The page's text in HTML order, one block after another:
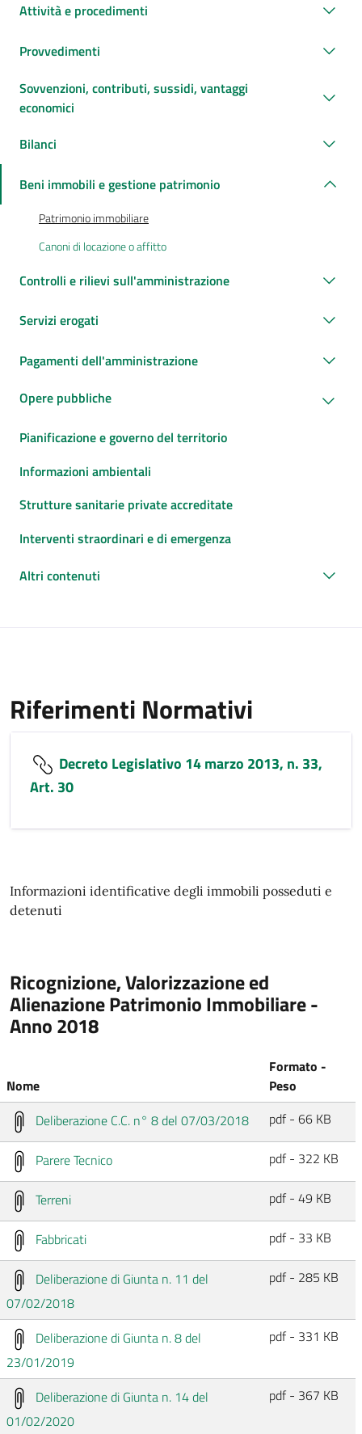
Attività e procedimenti
Provvedimenti
Sovvenzioni, contributi, sussidi, vantaggi
economici
Bilanci
Beni immobili e gestione patrimonio
Patrimonio immobiliare
Canoni di locazione o affitto
Controlli e rilievi sull'amministrazione
Servizi erogati
Pagamenti dell'amministrazione
Opere pubbliche
Pianificazione e governo del territorio
Informazioni ambientali
Strutture sanitarie private accreditate
Interventi straordinari e di emergenza
Altri contenuti
Riferimenti Normativi
Decreto Legislativo 14 marzo 2013, n. 33,
Art. 30
Informazioni identificative degli immobili posseduti e
detenuti
Ricognizione, Valorizzazione ed
Alienazione Patrimonio Immobiliare -
Anno 2018
Nome
Formato -
Peso
Deliberazione C.C. n° 8 del 07/03/2018
pdf - 66 KB
Parere Tecnico pdf - 322 KB
Terreni pdf - 49 KB
Fabbricati pdf - 33 KB
Deliberazione di Giunta n. 11 del
07/02/2018
pdf - 285 KB
Deliberazione di Giunta n. 8 del
23/01/2019
pdf - 331 KB
Deliberazione di Giunta n. 14 del
01/02/2020
pdf - 367 KB